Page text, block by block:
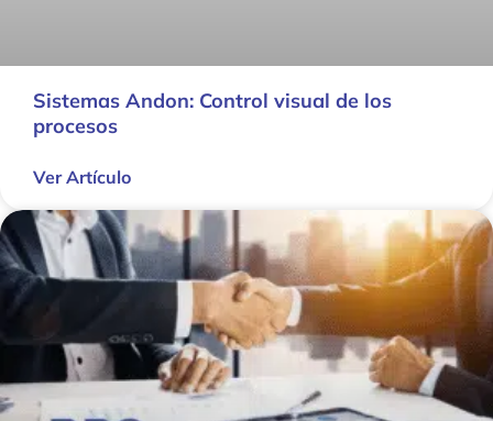
Sistemas Andon: Control visual de los
procesos
Ver Artículo